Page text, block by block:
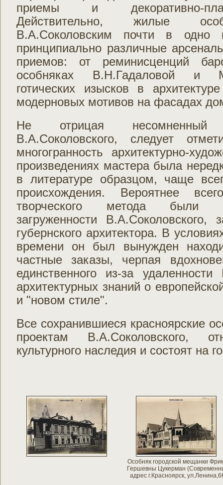
приемы и декоративно-
Действительно, жилые
В.А.Соколовским почти в одно
принципиально различные
приемов: от реминисценций
особняках В.Н.Гадаловой и
готических изысков в
модерновых мотивов на фасадах
Не отрицая несомненный
В.А.Соколовского, следует
многогранность архитектурно-
произведениях мастера была
в литературе образцом, чаще
происхождения. Вероятнее
творческого метода были
загруженности В.А.Соколовского,
губернского архитектора. В
времени он был вынужден
частные заказы, черпая
единственного из-за удаленности
архитектурных знаний о
и "новом стиле".
Все сохранившиеся красноярские
проектам В.А.Соколовского,
культурного наследия и состоят на
Особняк городской мещанки
Гершевны Цукерман
адрес г.Красноярск,